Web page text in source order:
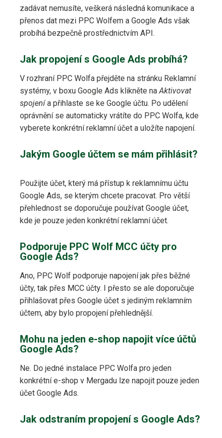
zadávat nemusíte, veškerá následná komunikace a
přenos dat mezi PPC Wolfem a Google Ads však
probíhá bezpečně prostřednictvím API.
Jak propojení s Google Ads probíhá?
V rozhraní PPC Wolfa přejděte na stránku Reklamní
systémy, v boxu Google Ads klikněte naAktivovat
spojenía přihlaste se ke Google účtu. Po udělení
oprávnění se automaticky vrátíte do PPC Wolfa, kde
vyberete konkrétní reklamní účet a uložíte napojení.
Jakým Google účtem se mám přihlásit?
Použijte účet, který má přístup k reklamnímu účtu
Google Ads, se kterým chcete pracovat. Pro větší
přehlednost se doporučuje používat Google účet,
kde je pouze jeden konkrétní reklamní účet.
Podporuje PPC Wolf MCC účty pro
Google Ads?
Ano, PPC Wolf podporuje napojení jak přes běžné
účty, tak přes MCC účty. I přesto se ale doporučuje
přihlašovat přes Google účet s jediným reklamním
účtem, aby bylo propojení přehlednější.
Mohu na jeden e-shop napojit více účtů
Google Ads?
Ne. Do jedné instalace PPC Wolfa pro jeden
konkrétní e-shop v Mergadu lze napojit pouze jeden
účet Google Ads.
Jak odstraním propojení s Google Ads?